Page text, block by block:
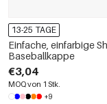
13-25 TAGE
Einfache, einfarbige
Baseballkappe
€3,04
MOQ von 1 Stk.
+9